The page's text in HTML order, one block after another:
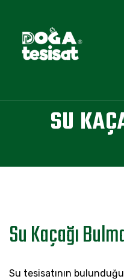
SU
Su Kaçağı
Su tesisatının